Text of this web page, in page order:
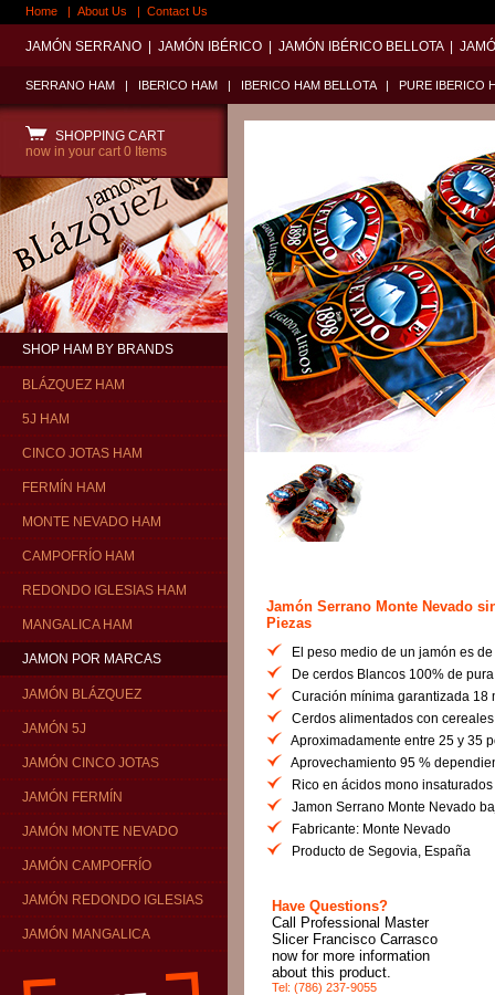
Home | About Us | Contact Us
JAMÓN SERRANO JAMÓN IBÉRICO JAMÓN IBÉRICO BELLOTA
SERRANO HAM | IBERICO HAM | IBERICO HAM BELLOTA | PURE IBERICO
SHOPPING CART
now in your cart 0 Items
SHOP HAM BY BRANDS
BLÁZQUEZ HAM
5J HAM
CINCO JOTAS HAM
FERMÍN HAM
MONTE NEVADO HAM
CAMPOFRÍO HAM
REDONDO IGLESIAS HAM
MANGALICA HAM
JAMON POR MARCAS
JAMÓN BLÁZQUEZ
JAMÓN 5J
JAMÓN CINCO JOTAS
JAMÓN FERMÍN
JAMÓN MONTE NEVADO
JAMÓN CAMPOFRÍO
JAMÓN REDONDO IGLESIAS
JAMÓN MANGALICA
Jamón Serrano Monte Nevado
Piezas
El peso medio de un jamón es de
De cerdos Blancos 100% de
Curación mínima garantizada 18
Cerdos alimentados con
Aproximadamente entre 25 y 35
Aprovechamiento 95 %
Rico en ácidos mono
Jamon Serrano Monte Nevado
Fabricante: Monte Nevado
Producto de Segovia, España
Have Questions?
Call Professional Master
Slicer Francisco Carrasco
now for more information
about this product.
Tel: (786) 237-9055